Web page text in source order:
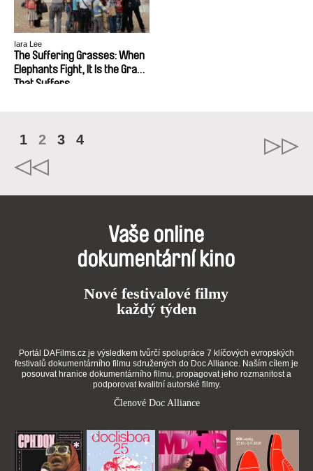
Iara Lee
The Suffering Grasses: When
Elephants Fight, It Is the Grass
That Suffers
1 2 3 4
Vaše online
dokumentární kino
Nové festivalové filmy
každý týden
Portál DAFilms.cz je výsledkem tvůrčí spolupráce 7 klíčových evropských
festivalů dokumentárního filmu sdružených do Doc Alliance. Naším cílem je
posouvat hranice dokumentárního filmu, propagovat jeho rozmanitost a
podporovat kvalitní autorské filmy.
Členové Doc Alliance